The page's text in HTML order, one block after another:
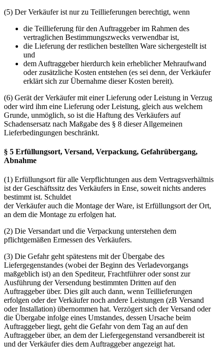
(5) Der Verkäufer ist nur zu Teillieferungen berechtigt, wenn
die Teillieferung für den Auftraggeber im Rahmen des
vertraglichen Bestimmungszwecks verwendbar ist,
die Lieferung der restlichen bestellten Ware sichergestellt ist
und
dem Auftraggeber hierdurch kein erheblicher Mehraufwand
oder zusätzliche Kosten entstehen (es sei denn, der Verkäufer
erklärt sich zur Übernahme dieser Kosten bereit).
(6) Gerät der Verkäufer mit einer Lieferung oder Leistung in Verzug
oder wird ihm eine Lieferung oder Leistung, gleich aus welchem
Grunde, unmöglich, so ist die Haftung des Verkäufers auf
Schadensersatz nach Maßgabe des § 8 dieser Allgemeinen
Lieferbedingungen beschränkt.
§ 5 Erfüllungsort, Versand, Verpackung, Gefahrübergang,
Abnahme
(1) Erfüllungsort für alle Verpflichtungen aus dem Vertragsverhältnis
ist der Geschäftssitz des Verkäufers in Ense, soweit nichts anderes
bestimmt ist. Schuldet
der Verkäufer auch die Montage der Ware, ist Erfüllungsort der Ort,
an dem die Montage zu erfolgen hat.
(2) Die Versandart und die Verpackung unterstehen dem
pflichtgemäßen Ermessen des Verkäufers.
(3) Die Gefahr geht spätestens mit der Übergabe des
Liefergegenstandes (wobei der Beginn des Verladevorgangs
maßgeblich ist) an den Spediteur, Frachtführer oder sonst zur
Ausführung der Versendung bestimmten Dritten auf den
Auftraggeber über. Dies gilt auch dann, wenn Teillieferungen
erfolgen oder der Verkäufer noch andere Leistungen (zB Versand
oder Installation) übernommen hat. Verzögert sich der Versand oder
die Übergabe infolge eines Umstandes, dessen Ursache beim
Auftraggeber liegt, geht die Gefahr von dem Tag an auf den
Auftraggeber über, an dem der Liefergegenstand versandbereit ist
und der Verkäufer dies dem Auftraggeber angezeigt hat.